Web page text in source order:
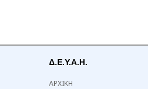
Δ.Ε.Υ.Α.Η.
ΑΡΧΙΚΗ